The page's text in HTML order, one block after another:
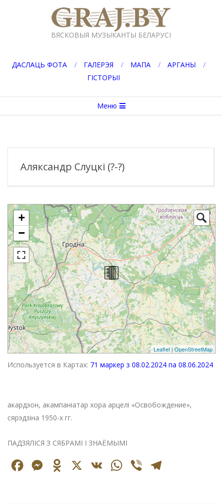
GRAJ.BY
ВЯСКОВЫЯ МУЗЫКАНТЫ БЕЛАРУСІ
ДАСЛАЦЬ ФОТА ГАЛЕРЭЯ МАПА
АРГАНЫ
ГІСТОРЫІ
меню
Меню
Аляксандр Слуцкі (?-?)
+
−
Leaflet | OpenStreetMap
Используется в Картах: 71 маркер з 08.02.2024 па 08.06.2024
акардэон, акампаніатар хора арцелі «Освобождение»,
сярэдзіна 1950-х гг.
ПАДЗЯЛІСЯ З СЯБРАМІ І ЗНАЁМЫМІ
Facebook
Messenger
Odnoklassniki
X VK WhatsApp
Viber